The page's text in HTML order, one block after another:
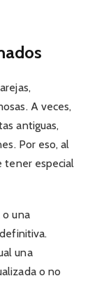
A veces,
antiguas,
Por eso, al
tener especial
o una
una
o no